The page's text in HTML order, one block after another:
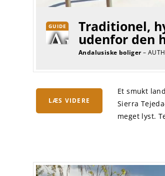
GUIDE Traditionel,
udenfor den
Andalusiske boliger–
LÆS VIDERE
Et smukt
Sierra
meget lyst.